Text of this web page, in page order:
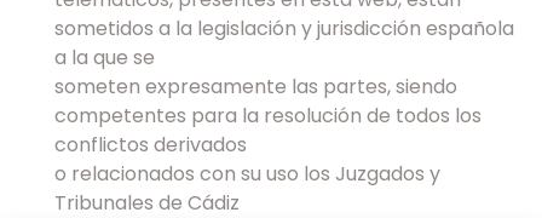
sometidos a la legislación y jurisdicción española
a la que se
someten expresamente las partes, siendo
competentes para la resolución de todos los
conflictos derivados
o relacionados con su uso los Juzgados y
Tribunales de Cádiz